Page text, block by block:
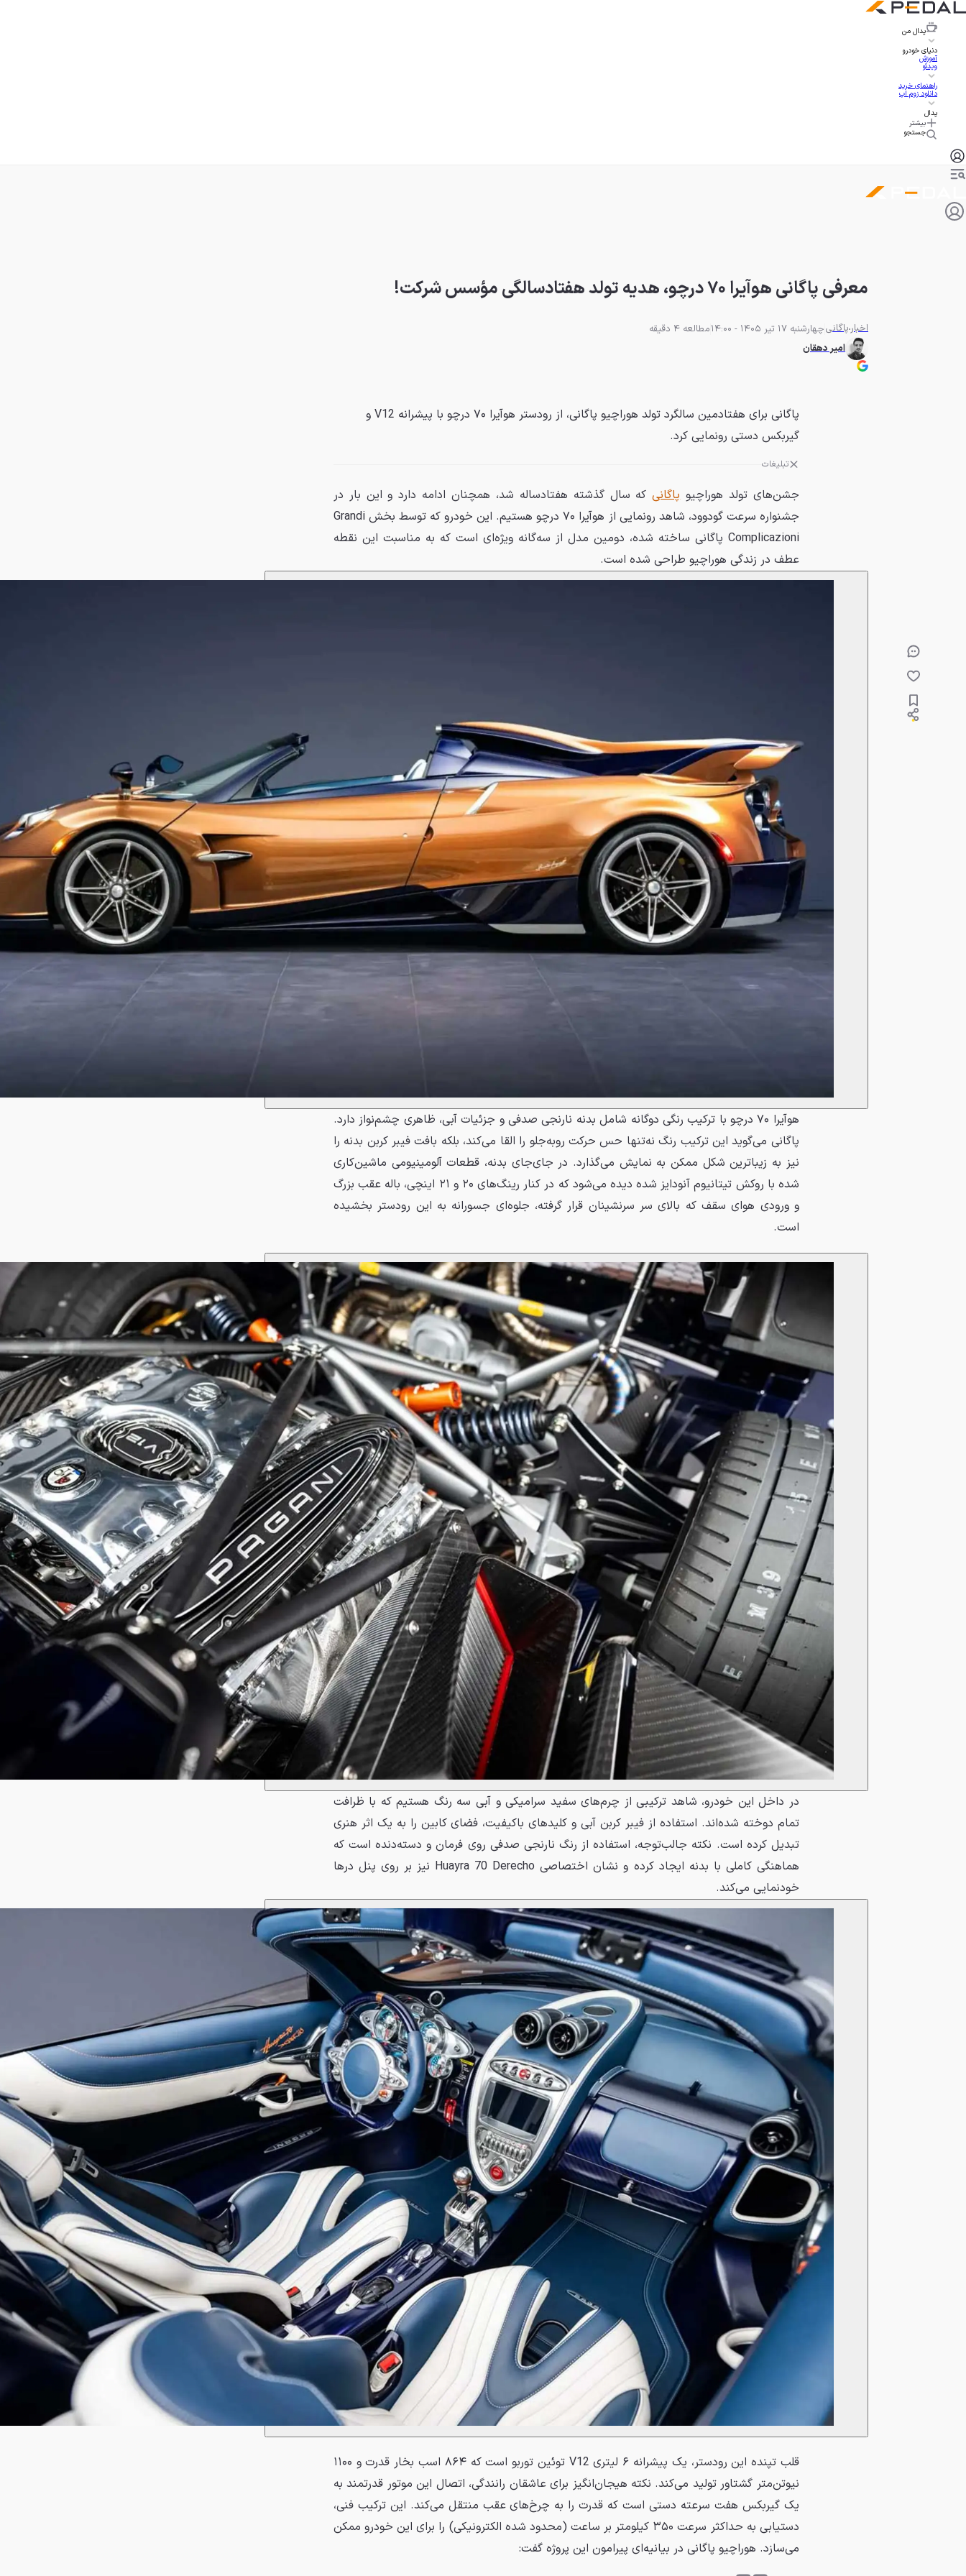
پدال من
دنیای خودرو
آموزش
ویدئو
راهنمای خرید
دانلود زوم اپ
پدال
بیشتر
جستجو
معرفی پاگانی هوآیرا ۷۰ درچو، هدیه تولد هفتادسالگی مؤسس شرکت!
اخبارپاگانیچهارشنبه 17 تیر 1405 - 14:00
مطالعه 4 دقیقه
امیر دهقان
پاگانی برای هفتادمین سالگرد تولد هوراچیو پاگانی، از رودستر هوآیرا ۷۰ درچو با پیشرانه V12 و
گیربکس دستی رونمایی کرد.
تبلیغات
جشن‌های تولد هوراچیوپاگانیکه سال گذشته هفتادساله شد، همچنان ادامه دارد و این بار در
جشنواره سرعت گودوود، شاهد رونمایی از هوآیرا ۷۰ درچو هستیم. این خودرو که توسط بخش Grandi
Complicazioni پاگانی ساخته شده، دومین مدل از سه‌گانه ویژه‌ای است که به مناسبت این نقطه
عطف در زندگی هوراچیو طراحی شده است.
هوآیرا ۷۰ درچو با ترکیب رنگی دوگانه شامل بدنه نارنجی صدفی و جزئیات آبی، ظاهری چشم‌نواز دارد.
پاگانی می‌گوید این ترکیب رنگ نه‌تنها حس حرکت روبه‌جلو را القا می‌کند، بلکه بافت فیبر کربن بدنه را
نیز به زیباترین شکل ممکن به نمایش می‌گذارد. در جای‌جای بدنه، قطعات آلومینیومی ماشین‌کاری
شده با روکش تیتانیوم آنودایز شده دیده می‌شود که در کنار رینگ‌های ۲۰ و ۲۱ اینچی، باله عقب بزرگ
و ورودی هوای سقف که بالای سر سرنشینان قرار گرفته، جلوه‌ای جسورانه به این رودستر بخشیده
است.
در داخل این خودرو، شاهد ترکیبی از چرم‌های سفید سرامیکی و آبی سه رنگ هستیم که با ظرافت
تمام دوخته شده‌اند. استفاده از فیبر کربن آبی و کلیدهای باکیفیت، فضای کابین را به یک اثر هنری
تبدیل کرده است. نکته جالب‌توجه، استفاده از رنگ نارنجی صدفی روی فرمان و دسته‌دنده است که
هماهنگی کاملی با بدنه ایجاد کرده و نشان اختصاصی Huayra 70 Derecho نیز بر روی پنل درها
خودنمایی می‌کند.
قلب تپنده این رودستر، یک پیشرانه ۶ لیتری V12 توئین توربو است که ۸۶۴ اسب بخار قدرت و ۱۱۰۰
نیوتن‌متر گشتاور تولید می‌کند. نکته هیجان‌انگیز برای عاشقان رانندگی، اتصال این موتور قدرتمند به
یک گیربکس هفت سرعته دستی است که قدرت را به چرخ‌های عقب منتقل می‌کند. این ترکیب فنی،
دستیابی به حداکثر سرعت ۳۵۰ کیلومتر بر ساعت (محدود شده الکترونیکی) را برای این خودرو ممکن
می‌سازد. هوراچیو پاگانی در بیانیه‌ای پیرامون این پروژه گفت: